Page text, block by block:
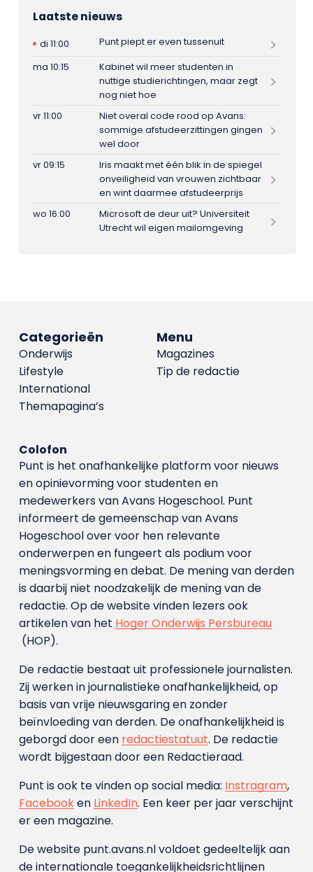
Laatste nieuws
di 11:00
Punt piept er even tussenuit
ma 10:15
Kabinet wil meer studenten in
nuttige studierichtingen, maar zegt
nog niet hoe
vr 11:00
Niet overal code rood op Avans:
sommige afstudeerzittingen gingen
wel door
vr 09:15
Iris maakt met één blik in de spiegel
onveiligheid van vrouwen zichtbaar
en wint daarmee afstudeerprijs
wo 16:00
Microsoft de deur uit? Universiteit
Utrecht wil eigen mailomgeving
Menu
Magazines
Tip de redactie
Categorieën
Onderwijs
Lifestyle
International
Themapagina’s
Colofon
Punt is het onafhankelijke platform voor nieuws
en opinievorming voor studenten en
medewerkers van Avans Hoge­school. Punt
informeert de gemeenschap van Avans
Hogeschool over voor hen relevante
onderwerpen en fungeert als podium voor
meningsvorming en debat. De mening van derden
is daarbij niet noodzakelijk de mening van de
redactie. Op de website vinden lezers ook
artikelen van het Hoger Onderwijs Persbureau
(HOP).
De redactie bestaat uit professionele journalisten.
Zij werken in journalistieke onafhankelijkheid, op
basis van vrije nieuwsgaring en zonder
beïnvloeding van derden. De onafhankelijkheid is
geborgd door een redactiestatuut. De redactie
wordt bijgestaan door een Redactieraad.
Punt is ook te vinden op social media: Instragram,
Facebooken LinkedIn. Een keer per jaar verschijnt
er een magazine.
De website punt.avans.nl voldoet gedeeltelijk aan
de internationale toegankelijkheidsrichtlijnen